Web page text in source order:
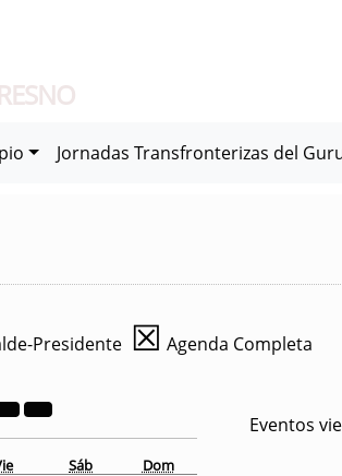
Jornadas Transfronterizas del
Presidente ☒ Agenda Completa
Sáb Dom
Eventos